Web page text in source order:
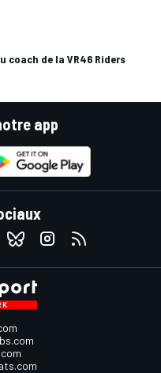
coach de la VR46 Riders
app